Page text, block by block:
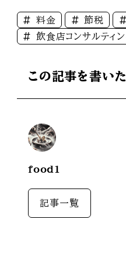
料金 節税
飲食店コンサルティ
この記事を書い
food1
記事一覧